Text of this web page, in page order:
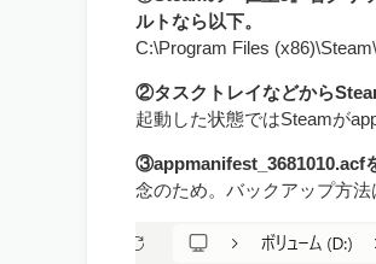
ルトなら以下。
C:\Program Files
②タスクトレイなどから
起動した状態ではSteamが
③appmanifest_3681010.acf
念のため。バックアップ方法